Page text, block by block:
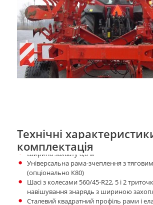
Технічні
комплектація
Ширина захвату 8,0 м
Універсальна рама-зчеплення з
(опціонально К80)
Шасі з колесами 560/45-R22, 5 і 2
навішування знарядь з шириною
Сталевий квадратний профіль рами і